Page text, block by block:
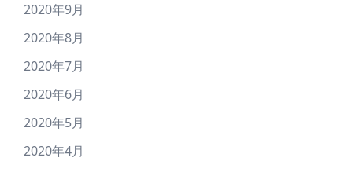
2020年9月
2020年8月
2020年7月
2020年6月
2020年5月
2020年4月